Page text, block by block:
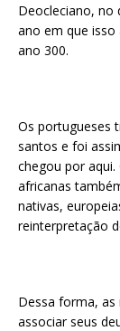
Deocleciano, no
ano em que
ano 300.
Os portugueses
santos e foi
chegou por
africanas
nativas,
reinterpretação
Dessa forma, as
associar seus